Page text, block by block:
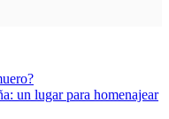
un lugar para homenajear